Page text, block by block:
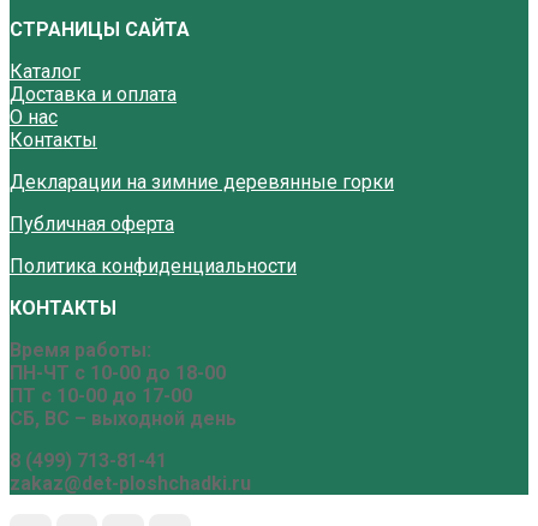
СТРАНИЦЫ САЙТА
Каталог
Доставка и оплата
О нас
Контакты
Декларации на зимние деревянные горки
Публичная оферта
Политика конфиденциальности
КОНТАКТЫ
Время работы:
ПН-ЧТ с 10-00 до 18-00
ПТ с 10-00 до 17-00
СБ, ВС – выходной день
8 (499) 713-81-41
zakaz@det-ploshchadki.ru